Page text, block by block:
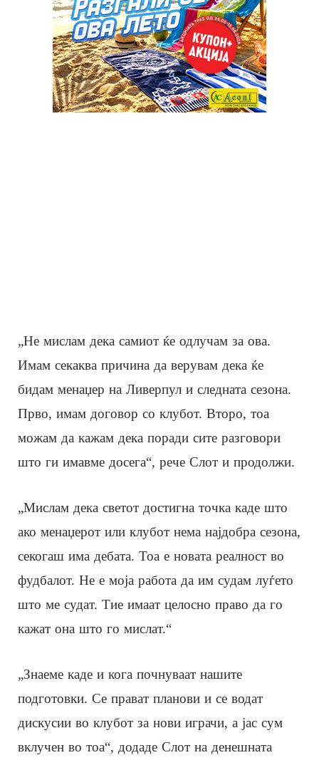
„Не мислам дека самиот ќе одлучам за ова.
Имам секаква причина да верувам дека ќе
бидам менаџер на Ливерпул и следната сезона.
Прво, имам договор со клубот. Второ, тоа
можам да кажам дека поради сите разговори
што ги имавме досега“, рече Слот и продолжи.
„Мислам дека светот достигна точка каде што
ако менаџерот или клубот нема најдобра сезона,
секогаш има дебата. Тоа е новата реалност во
фудбалот. Не е моја работа да им судам луѓето
што ме судат. Тие имаат целосно право да го
кажат она што го мислат.“
„Знаеме каде и кога почнуваат нашите
подготовки. Се прават планови и се водат
дискусии во клубот за нови играчи, а јас сум
вклучен во тоа“, додаде Слот на денешната